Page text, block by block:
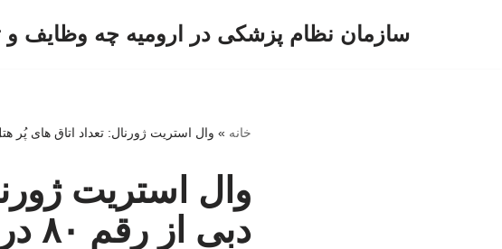
سازمان نظام پزشکی در ارومیه چه وظایف و
خانه » وال استریت ژورنال: تعداد اتاق های پُر هتل‌ها دبی از رقم ۸۰ درصدی قبل از
وال استریت